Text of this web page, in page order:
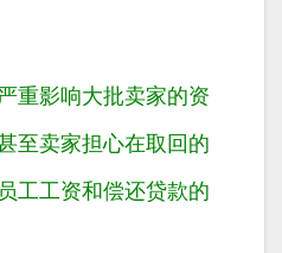
重影响大批卖家的资
至卖家担心在取回的
工工资和偿还贷款的